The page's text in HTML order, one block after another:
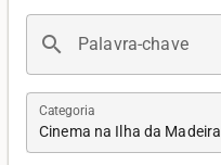
search Palavra-chave
Cinema na Ilha da Madeira
Categoria